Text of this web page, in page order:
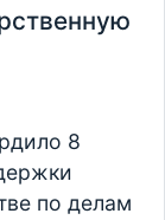
8
по делам